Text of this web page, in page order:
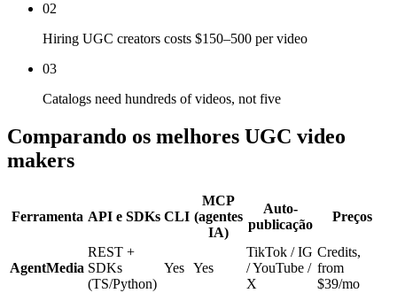
02
Hiring UGC creators costs $150–500 per video
03
Catalogs need hundreds of videos, not five
Comparando os melhores UGC video
makers
Ferramenta API e SDKs CLI
MCP
(agentes
IA)
Auto-
publicação
Preços
AgentMedia
REST +
SDKs
(TS/Python)
Yes Yes
TikTok / IG
/ YouTube /
X
Credits,
from
$39/mo